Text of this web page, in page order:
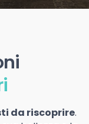
da riscoprire.